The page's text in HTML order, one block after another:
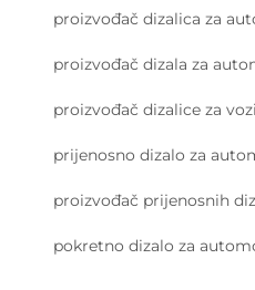
proizvođač dizalica za
proizvođač dizala za
proizvođač dizalice za
prijenosno dizalo za
proizvođač prijenosnih
pokretno dizalo za